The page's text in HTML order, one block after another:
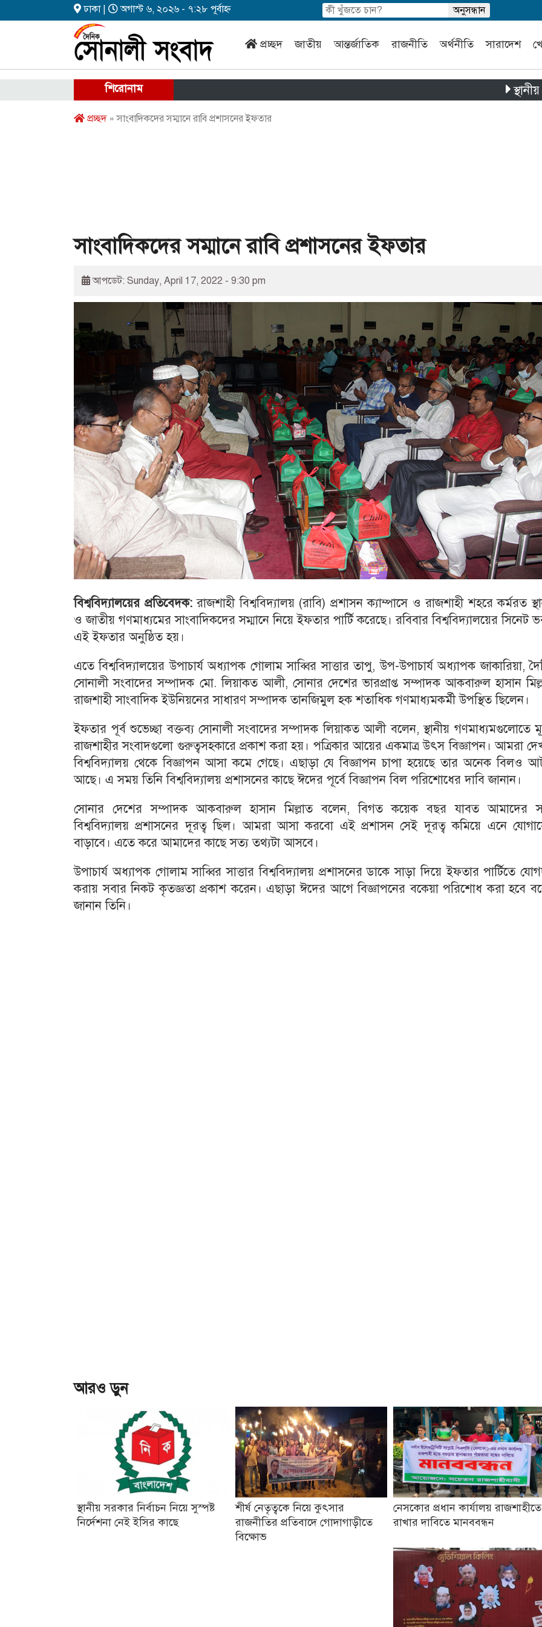
ঢাকা | অগাস্ট ৬, ২০২৬ - ৭:২৮ পূর্বাহ্ন
প্রচ্ছদ জাতীয় আন্তর্জাতিক রাজনীতি অর্থনীতি সারাদেশ
শিরোনাম স্থানীয় সরকার
প্রচ্ছদ» সাংবাদিকদের সম্মানে রাবি প্রশাসনের ইফতার
সাংবাদিকদের সম্মানে রাবি প্রশাসনের ইফতার
আপডেট: Sunday, April 17, 2022 - 9:30 pm
বিশ্ববিদ্যালয়ের প্রতিবেদক:রাজশাহী বিশ্ববিদ্যালয় (রাবি) প্রশাসন ক্যাম্পাসে ও রাজশাহী শহরে কর্মরত
ও জাতীয় গণমাধ্যমের সাংবাদিকদের সম্মানে নিয়ে ইফতার পার্টি করেছে। রবিবার বিশ্ববিদ্যালয়ের সিনেট
এই ইফতার অনুষ্ঠিত হয়।
এতে বিশ্ববিদ্যালয়ের উপাচার্য অধ্যাপক গোলাম সাব্বির সাত্তার তাপু, উপ-উপাচার্য অধ্যাপক জাকারিয়া,
সোনালী সংবাদের সম্পাদক মো. লিয়াকত আলী, সোনার দেশের ভারপ্রাপ্ত সম্পাদক আকবারুল হাসান
রাজশাহী সাংবাদিক ইউনিয়নের সাধারণ সম্পাদক তানজিমুল হক শতাধিক গণমাধ্যমকর্মী উপস্থিত ছিলেন।
ইফতার পূর্ব শুভেচ্ছা বক্তব্য সোনালী সংবাদের সম্পাদক লিয়াকত আলী বলেন, স্থানীয় গণমাধ্যমগুলোতে
রাজশাহীর সংবাদগুলো গুরুত্বসহকারে প্রকাশ করা হয়। পত্রিকার আয়ের একমাত্র উৎস বিজ্ঞাপন। আমরা
বিশ্ববিদ্যালয় থেকে বিজ্ঞাপন আসা কমে গেছে। এছাড়া যে বিজ্ঞাপন চাপা হয়েছে তার অনেক বিলও
আছে। এ সময় তিনি বিশ্ববিদ্যালয় প্রশাসনের কাছে ঈদের পূর্বে বিজ্ঞাপন বিল পরিশোধের দাবি জানান।
সোনার দেশের সম্পাদক আকবারুল হাসান মিল্লাত বলেন, বিগত কয়েক বছর যাবত আমাদের
বিশ্ববিদ্যালয় প্রশাসনের দূরত্ব ছিল। আমরা আসা করবো এই প্রশাসন সেই দূরত্ব কমিয়ে এনে
বাড়াবে। এতে করে আমাদের কাছে সত্য তথ্যটা আসবে।
উপাচার্য অধ্যাপক গোলাম সাব্বির সাত্তার বিশ্ববিদ্যালয় প্রশাসনের ডাকে সাড়া দিয়ে ইফতার পার্টিতে
করায় সবার নিকট কৃতজ্ঞতা প্রকাশ করেন। এছাড়া ঈদের আগে বিজ্ঞাপনের বকেয়া পরিশোধ করা হবে
জানান তিনি।
আরও ড়ুন
স্থানীয় সরকার নির্বাচন নিয়ে সুস্পষ্ট
নির্দেশনা নেই ইসির কাছে
শীর্ষ নেতৃত্বকে নিয়ে কুৎসার
রাজনীতির প্রতিবাদে গোদাগাড়ীতে
বিক্ষোভ
নেসকোর প্রধান কার্যালয় রাজশাহীতে
রাখার দাবিতে মানববন্ধন